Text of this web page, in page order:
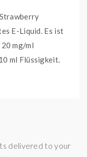
E-Liquid. Es ist
mg/ml
ml Flüssigkeit.
delivered to your